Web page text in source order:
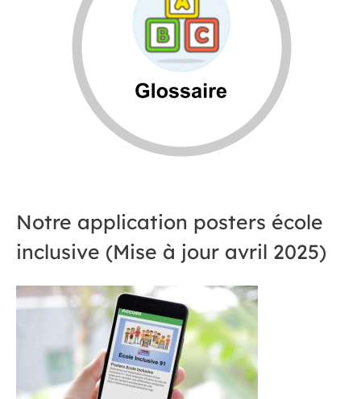
Notre application posters école
inclusive (Mise à jour avril 2025)